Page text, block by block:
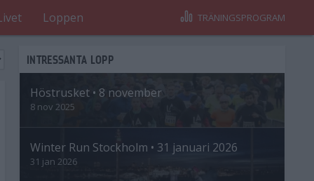
Loppen TRÄNINGSPROGRAM
INTRESSANTA LOPP
Höstrusket • 8 november
8 nov 2025
Winter Run Stockholm • 31 januari 2026
31 jan 2026